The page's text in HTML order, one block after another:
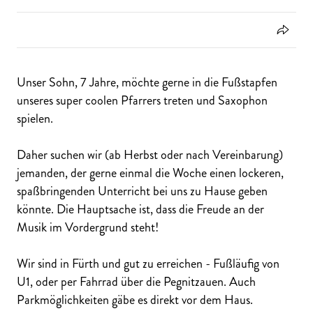
Unser Sohn, 7 Jahre, möchte gerne in die Fußstapfen
unseres super coolen Pfarrers treten und Saxophon
spielen.
Daher suchen wir (ab Herbst oder nach Vereinbarung)
jemanden, der gerne einmal die Woche einen lockeren,
spaßbringenden Unterricht bei uns zu Hause geben
könnte. Die Hauptsache ist, dass die Freude an der
Musik im Vordergrund steht!
Wir sind in Fürth und gut zu erreichen - Fußläufig von
U1, oder per Fahrrad über die Pegnitzauen. Auch
Parkmöglichkeiten gäbe es direkt vor dem Haus.